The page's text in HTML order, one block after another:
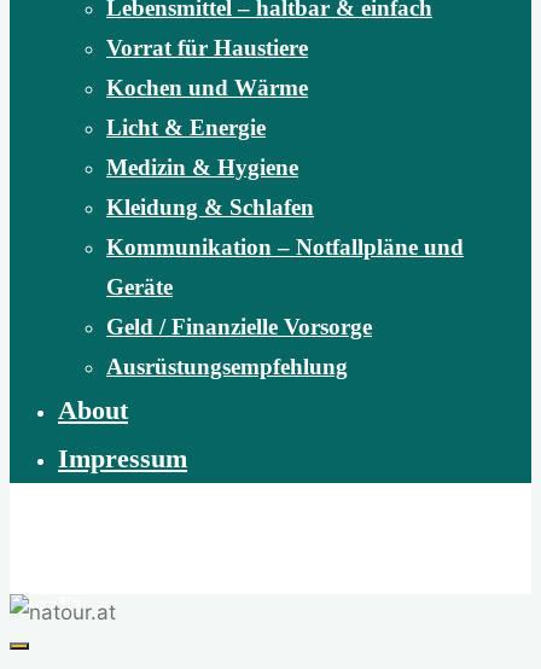
Lebensmittel – haltbar & einfach
Vorrat für Haustiere
Kochen und Wärme
Licht & Energie
Medizin & Hygiene
Kleidung & Schlafen
Kommunikation – Notfallpläne und
Geräte
Geld / Finanzielle Vorsorge
Ausrüstungsempfehlung
About
Impressum
Benefiz